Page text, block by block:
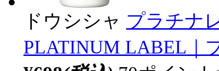
ドウシシャ プラチナ
PLATINUM LABEL｜